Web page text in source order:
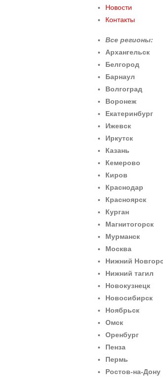
Новости
Контакты
Все регионы:
Архангельск
Белгород
Барнаул
Волгоград
Воронеж
Екатеринбург
Ижевск
Иркутск
Казань
Кемерово
Киров
Краснодар
Красноярск
Курган
Магнитогорск
Мурманск
Москва
Нижний
Нижний тагил
Новокузнецк
Новосибирск
Ноябрьск
Омск
Оренбург
Пенза
Пермь
Ростов-на-Дону